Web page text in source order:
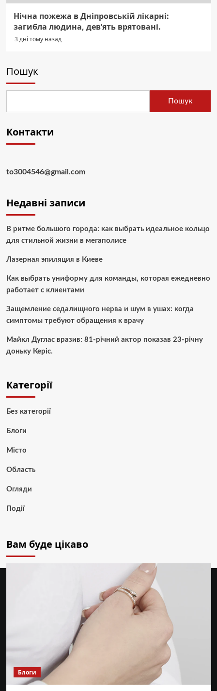
Нічна пожежа в Дніпровській лікарні:
загибла людина, дев’ять врятовані.
3 дні тому назад
Пошук
Пошук
Контакти
to3004546@gmail.com
Недавні записи
В ритме большого города: как выбрать идеальное кольцо
для стильной жизни в мегаполисе
Лазерная эпиляция в Киеве
Как выбрать униформу для команды, которая ежедневно
работает с клиентами
Защемление седалищного нерва и шум в ушах: когда
симптомы требуют обращения к врачу
Майкл Дуглас вразив: 81-річний актор показав 23-річну
доньку Керіс.
Категорії
Без категорії
Блоги
Місто
Область
Огляди
Події
Вам буде цікаво
Блоги